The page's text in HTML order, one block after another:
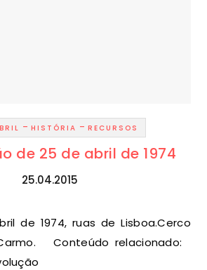
- HISTÓRIA - RECURSOS
de 25 de abril de 1974
25.04.2015
Conteúdo relacionado: